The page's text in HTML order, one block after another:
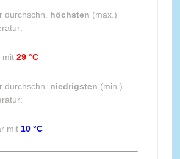
durchschn. höchsten (max.)
mit 29 °C
durchschn. niedrigsten (min.)
mit 10 °C